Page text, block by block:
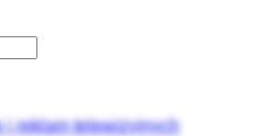
i reklam telewizyjnych